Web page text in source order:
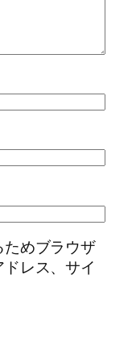
めブラウザ
レス、サイ